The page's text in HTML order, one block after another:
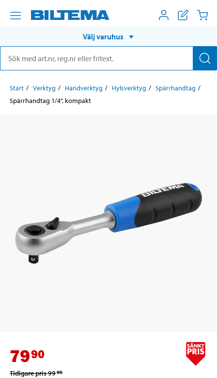
Välj varuhus
Start Verktyg Handverktyg Hylsverktyg
Spärrhandtag
Spärrhandtag 1/4", kompakt
7990
Tidigare pris9990